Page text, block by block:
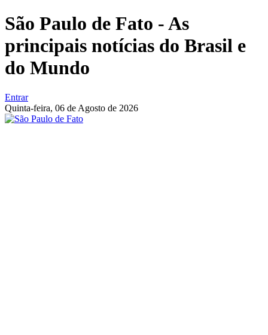
São Paulo de Fato - As
principais notícias do Brasil e
do Mundo
Entrar
Quinta-feira, 06 de Agosto de 2026